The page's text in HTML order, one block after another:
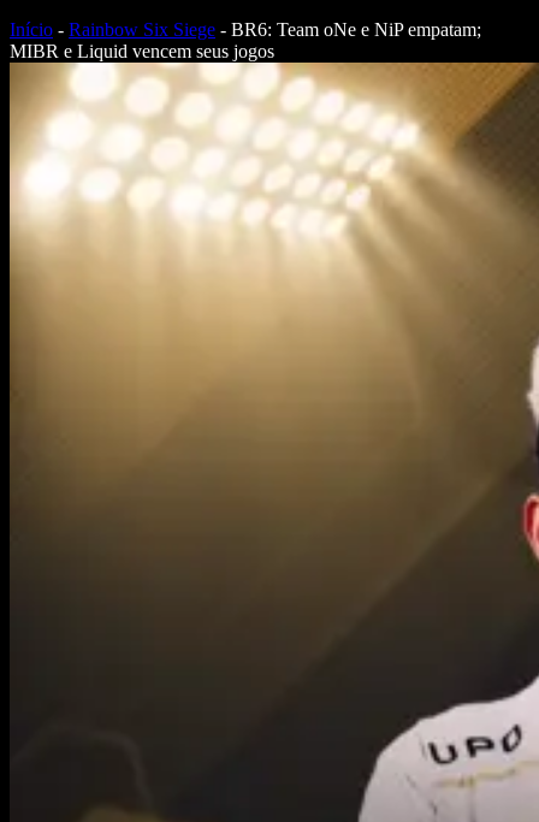
Início - Rainbow Six Siege - BR6: Team oNe e NiP empatam;
MIBR e Liquid vencem seus jogos